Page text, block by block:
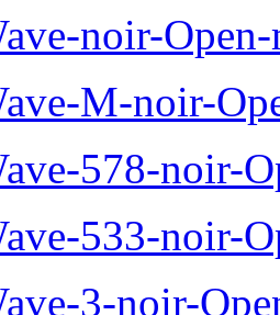
noir-
M-noir-
578-noir-
533-noir-
3-noir-